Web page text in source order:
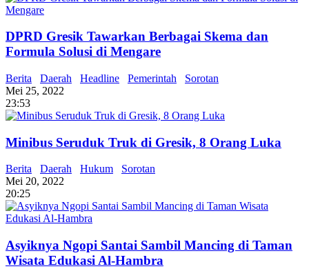
DPRD Gresik Tawarkan Berbagai Skema dan
Formula Solusi di Mengare
Berita Daerah Headline Pemerintah
Sorotan
Mei 25, 2022
23:53
Minibus Seruduk Truk di Gresik, 8 Orang Luka
Berita Daerah Hukum
Sorotan
Mei 20, 2022
20:25
Asyiknya Ngopi Santai Sambil Mancing di Taman
Wisata Edukasi Al-Hambra